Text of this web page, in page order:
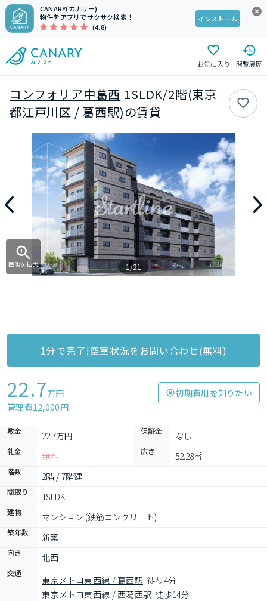
CANARY(カナリー)
物件をアプリでサクサク検索！
(4.8)
インストール
お気に入り 閲覧履歴
コンフォリア中葛西 1SLDK/2階(東京
都江戸川区 / 葛西駅)の賃貸
画像を拡大 1/21
1分で完了!空室状況をお問い合わせ(無料)
22.7万円
管理費12,000円
初期費用を知りたい
敷金 22.7万円 保証金 なし
礼金 無料 広さ 52.28㎡
階数 2階 / 7階建
間取り 1SLDK
建物 マンション (鉄筋コンクリート)
築年数 新築
向き 北西
交通
東京メトロ東西線 / 葛西駅 徒歩4分
東京メトロ東西線 / 西葛西駅 徒歩14分